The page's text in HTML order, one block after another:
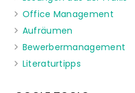
Office Management
Aufräumen
Bewerbermanagement
Literaturtipps